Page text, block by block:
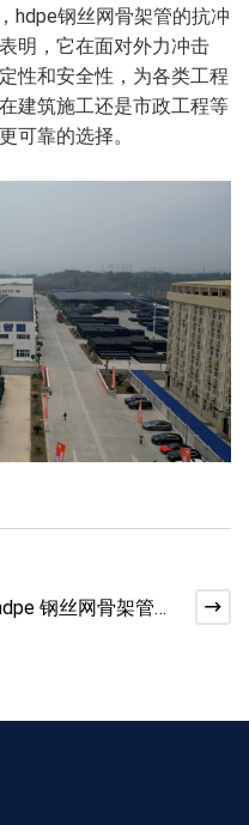
hdpe钢丝网骨架管的抗冲
明，它在面对外力冲击
性和安全性，为各类工程
建筑施工还是市政工程等
可靠的选择。
钢丝网骨架管强